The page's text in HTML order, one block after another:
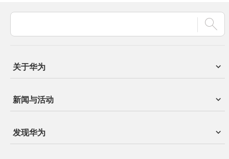
关于华为
新闻与活动
发现华为